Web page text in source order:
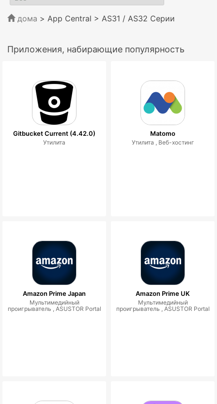
дома > App Central > AS31 / AS32 Серии
Приложения, набирающие популярность
Gitbucket Current (4.42.0)
Утилита
Matomo
Утилита , Веб-хостинг
Amazon Prime Japan
Мультимедийный
проигрыватель , ASUSTOR Portal
Amazon Prime UK
Мультимедийный
проигрыватель , ASUSTOR Portal